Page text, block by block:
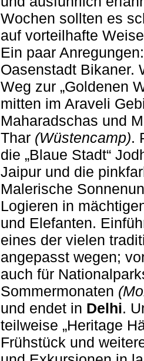
Wochen sollten es
auf vorteilhafte
Ein paar
Oasenstadt Bikaner.
Weg zur „Goldenen
mitten im Araveli
Maharadschas und
Thar (Wüstencamp).
die „Blaue Stadt“
Jaipur und die
Malerische
Logieren in
und Elefanten.
eines der vielen
angepasst wegen;
auch für
Sommermonaten
und endet in Delhi.
teilweise „Heritage
Frühstück und